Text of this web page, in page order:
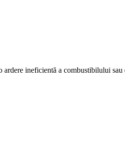
ineficientă a combustibilului sau